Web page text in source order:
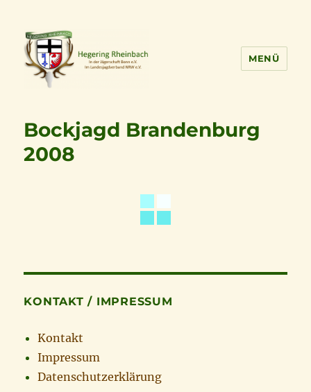
MENÜ
Bockjagd Brandenburg
2008
KONTAKT / IMPRESSUM
Kontakt
Impressum
Datenschutzerklärung